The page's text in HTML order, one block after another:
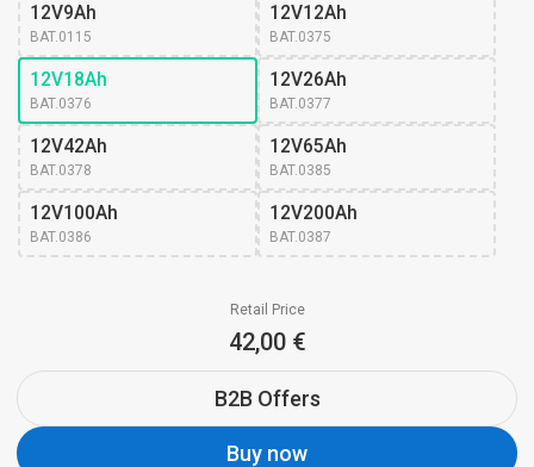
12V9Ah
BAT.0115
12V12Ah
BAT.0375
12V18Ah
BAT.0376
12V26Ah
BAT.0377
12V42Ah
BAT.0378
12V65Ah
BAT.0385
12V100Ah
BAT.0386
12V200Ah
BAT.0387
Retail Price
42,00 €
B2B Offers
Buy now